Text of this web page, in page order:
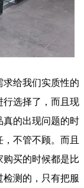
给我们实质性的
行选择了，而且现
真的出现问题的时
不管不顾。而且
买的时候都是比
测的，只有把服